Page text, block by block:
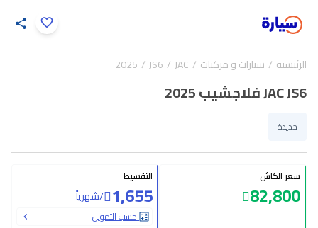
الرئيسية سيارات و مركبات JAC
JS6
2025
JAC JS6 فلاجشيب 2025
جديدة
سعر الكاش
82,800
التقسيط
1,655
/شهرياً
احسب التمويل